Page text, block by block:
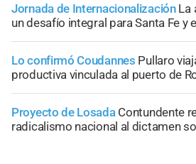
Jornada de Internacionalización La
un desafío integral para Santa Fe y
Lo confirmó Coudannes Pullaro
productiva vinculada al puerto de
Proyecto de Losada Contundente
radicalismo nacional al dictamen